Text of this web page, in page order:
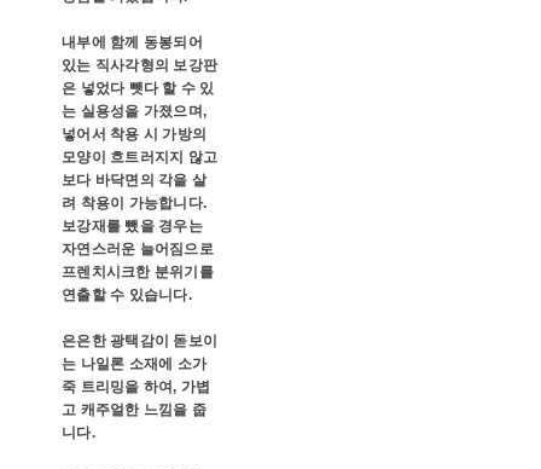
내부에 함께 동봉되어
있는 직사각형의 보강판
은 넣었다 뺏다 할 수 있
는 실용성을 가졌으며,
넣어서 착용 시 가방의
모양이 흐트러지지 않고
보다 바닥면의 각을 살
려 착용이 가능합니다.
보강재를 뺐을 경우는
자연스러운 늘어짐으로
프렌치시크한 분위기를
연출할 수 있습니다.
은은한 광택감이 돋보이
는 나일론 소재에 소가
죽 트리밍을 하여, 가볍
고 캐주얼한 느낌을 줍
니다.